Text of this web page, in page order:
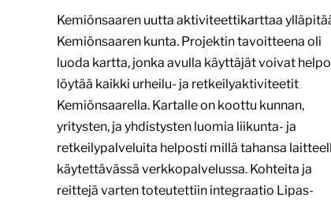
Kemiönsaaren uutta aktiviteettikarttaa
Kemiönsaaren kunta. Projektin tavoitteena oli
luoda kartta, jonka avulla käyttäjät voivat
löytää kaikki urheilu- ja retkeilyaktiviteetit
Kemiönsaarella. Kartalle on koottu kunnan,
yritysten, ja yhdistysten luomia liikunta- ja
retkeilypalveluita helposti millä tahansa
käytettävässä verkkopalvelussa. Kohteita ja
reittejä varten toteutettiin integraatio Lipas-